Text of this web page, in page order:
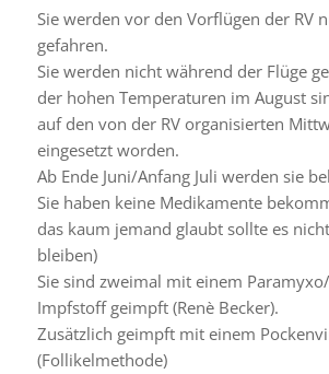
Sie werden vor den Vorflügen der RV
gefahren.
Sie werden nicht während der Flüge
der hohen Temperaturen im August
auf den von der RV organisierten
eingesetzt worden.
Ab Ende Juni/Anfang Juli werden sie
Sie haben keine Medikamente
das kaum jemand glaubt sollte es
bleiben)
Sie sind zweimal mit einem
Impfstoff geimpft (Renè Becker).
Zusätzlich geimpft mit einem
(Follikelmethode)